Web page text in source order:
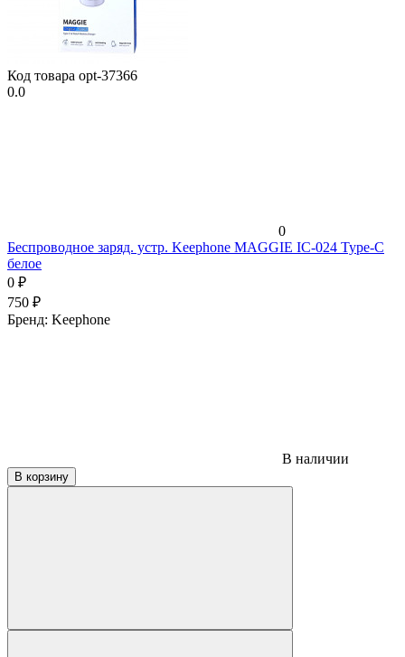
Код товара opt-37366
0.0
0
Беспроводное заряд. устр. Keephone MAGGIE IC-024 Type-C
белое
0 ₽
750 ₽
Бренд: Keephone
В наличии
В корзину